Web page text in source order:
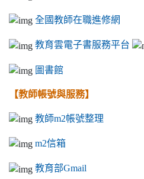
全國教師在職進修網
教育雲電子書服務平台
圖書館
【教師帳號與服務】
教師m2帳號整理
m2信箱
教育部Gmail